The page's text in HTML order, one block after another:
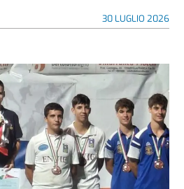
30 LUGLIO 2026